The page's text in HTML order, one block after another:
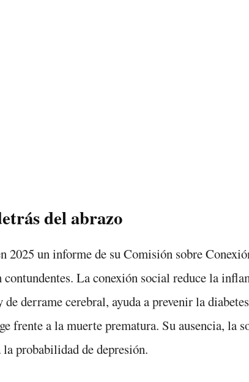
del abrazo
2025 un informe de su Comisión sobre
contundentes. La conexión social reduce la
derrame cerebral, ayuda a prevenir la
frente a la muerte prematura. Su ausencia, la
probabilidad de depresión.